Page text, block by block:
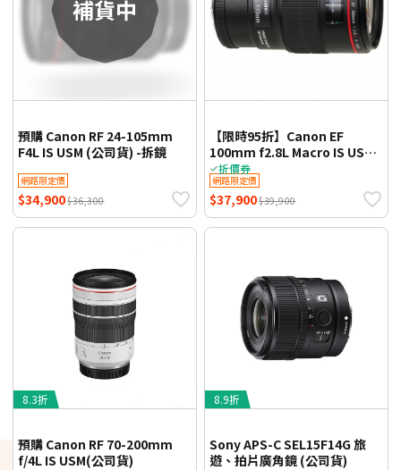
預購 Canon RF 24-105mm
F4L IS USM (公司貨) -拆鏡
網路限定價
$34,900$36,300
【限時95折】Canon EF
100mm f2.8L Macro IS USM
(平輸)-抗UV保護鏡67mm+專
用拭鏡筆
折價券
網路限定價
$37,900$39,900
8.3折
預購 Canon RF 70-200mm
f/4L IS USM(公司貨)
8.9折
Sony APS-C SEL15F14G 旅
遊、拍片廣角鏡 (公司貨)